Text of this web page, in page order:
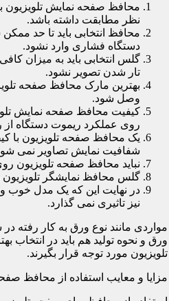
محافظ صفحه نمایش تلویزیون
نظر مطابقت داشته باشد.
محافظ انتخابی باید تا حد
دستگاه فشاری وارد نشود.
گلس انتخابی باید به میزان
تار شدن تصویر نشود.
بهترین مارک محافظ صفحه
وصل شود.
کیفیت محافظ صفحه نمایش
روی عملکرد ریموت دستگاه از
یک محافظ صفحه تلویزیون با
شفافیت نمایش تصاویر نمی
نباید محافظ صفحه تلویزیون
گلس محافظ نمایشگر تلویزیون
در نهایت این که یک مدل خوب
نیز تاثیری نمی گذارد.
مواردی مانند نوع ورق به کار رفته
ورق و نحوه تولید هم باید در
تلویزیون مورد توجه قرار بگیرند.
مزایا و معایب استفاده از محافظ